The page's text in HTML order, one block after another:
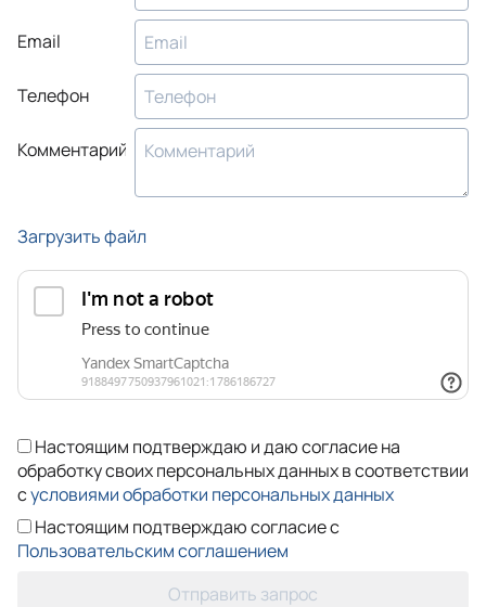
Email
Телефон
Комментарий
Загрузить файл
Настоящим подтверждаю и даю согласие на
обработку своих персональных данных в соответствии
сусловиями обработки персональных данных
Настоящим подтверждаю согласие с
Пользовательским соглашением
Отправить запрос